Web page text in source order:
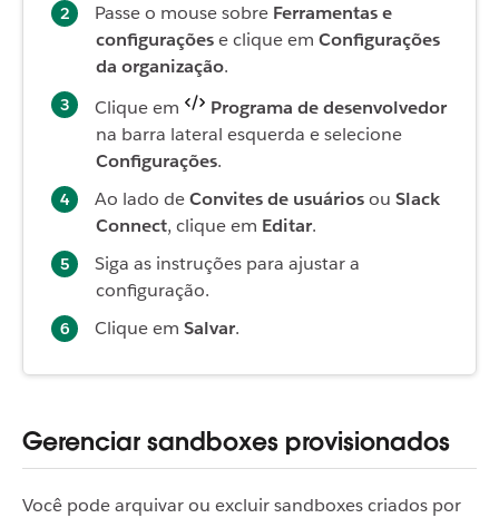
Passe o mouse sobre Ferramentas e
configuraçõese clique em Configurações
da organização.
Clique em
Programa de desenvolvedor
na barra lateral esquerda e selecione
Configurações.
Ao lado deConvites de usuáriosou Slack
Connect, clique em Editar.
Siga as instruções para ajustar a
configuração.
Clique em Salvar.
Gerenciar sandboxes provisionados
Você pode arquivar ou excluir sandboxes criados por